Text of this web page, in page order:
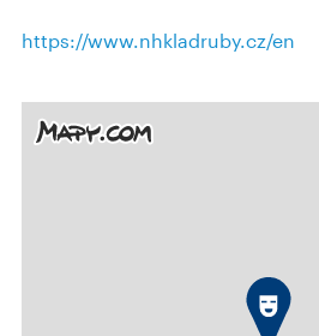
https://www.nhkladruby.cz/en